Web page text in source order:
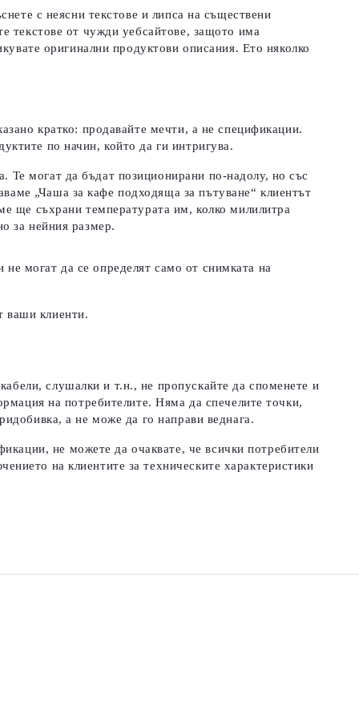
с неясни текстове и липса на съществени
текстове от чужди уебсайтове, защото има
оригинални продуктови описания. Ето няколко
кратко: продавайте мечти, а не спецификации.
по начин, който да ги интригува.
Те могат да бъдат позиционирани по-надолу, но със
„Чаша за кафе подходяща за пътуване“ клиентът
ще съхрани температурата им, колко милилитра
за нейния размер.
могат да се определят само от снимката на
ваши клиенти.
слушалки и т.н., не пропускайте да споменете и
на потребителите. Няма да спечелите точки,
а не може да го направи веднага.
не можете да очаквате, че всички потребители
на клиентите за техническите характеристики